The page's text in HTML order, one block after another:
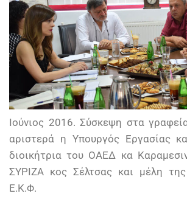
Ιούνιος 2016. Σύσκεψη στα
αριστερά η Υπουργός Εργασίας
διοικήτρια του ΟΑΕΔ κα
ΣΥΡΙΖΑ κος Σέλτσας και μέλη
Ε.Κ.Φ.